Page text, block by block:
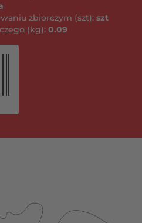
zbiorczym (szt): szt
(kg): 0.09